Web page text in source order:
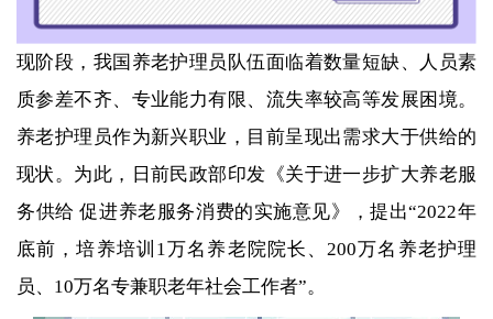
现阶段，我国养老护理员队伍面临着数量短缺、人员素
质参差不齐、专业能力有限、流失率较高等发展困境。
养老护理员作为新兴职业，目前呈现出需求大于供给的
现状。为此，日前民政部印发《关于进一步扩大养老服
务供给 促进养老服务消费的实施意见》，提出“2022年
底前，培养培训1万名养老院院长、200万名养老护理
员、10万名专兼职老年社会工作者”。